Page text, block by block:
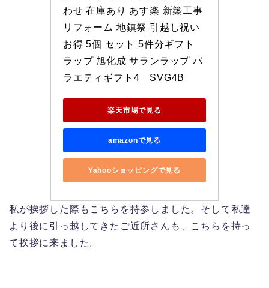
わせ 在庫あり あす楽 新築工事
リフォーム 地鎮祭 引越し祝い
お得 5個 セット 5件分ギフト
ラップ 旭化成 サランラップ バ
ラエティギフト4　SVG4B
楽天市場で見る
amazonで見る
Yahooショッピングで見る
私が挨拶した際もこちらを持参しました。そして私達
より後に引っ越してきたご近所さんも、こちらを持っ
て挨拶に来ました。